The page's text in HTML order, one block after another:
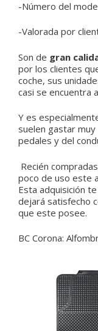
-Número del
-Valorada por
Son de gran
por los clientes
coche, sus
casi se encuentra
Y es
suelen gastar
pedales y del
Recién
poco de uso este
Esta adquisición te
dejará satisfecho
que este posee.
BC Corona: